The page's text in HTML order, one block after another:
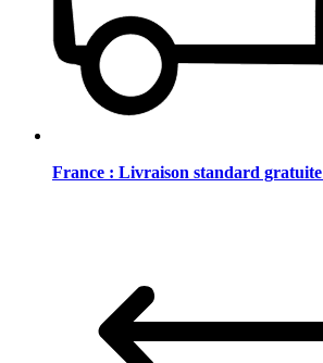
France : Livraison standard gratuite